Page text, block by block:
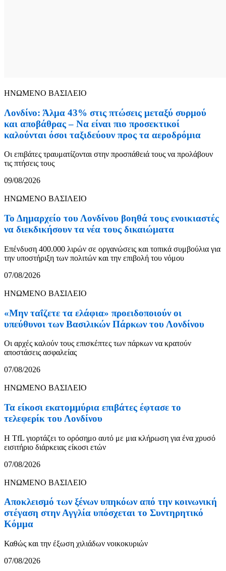
ΗΝΩΜΕΝΟ ΒΑΣΙΛΕΙΟ
Λονδίνο: Άλμα 43% στις πτώσεις μεταξύ συρμού
και αποβάθρας – Να είναι πιο προσεκτικοί
καλούνται όσοι ταξιδεύουν προς τα αεροδρόμια
Οι επιβάτες τραυματίζονται στην προσπάθειά τους να προλάβουν
τις πτήσεις τους
09/08/2026
ΗΝΩΜΕΝΟ ΒΑΣΙΛΕΙΟ
Το Δημαρχείο του Λονδίνου βοηθά τους ενοικιαστές
να διεκδικήσουν τα νέα τους δικαιώματα
Επένδυση 400.000 λιρών σε οργανώσεις και τοπικά συμβούλια για
την υποστήριξη των πολιτών και την επιβολή του νόμου
07/08/2026
ΗΝΩΜΕΝΟ ΒΑΣΙΛΕΙΟ
«Μην ταΐζετε τα ελάφια» προειδοποιούν οι
υπεύθυνοι των Βασιλικών Πάρκων του Λονδίνου
Οι αρχές καλούν τους επισκέπτες των πάρκων να κρατούν
αποστάσεις ασφαλείας
07/08/2026
ΗΝΩΜΕΝΟ ΒΑΣΙΛΕΙΟ
Τα είκοσι εκατομμύρια επιβάτες έφτασε το
τελεφερίκ του Λονδίνου
Η TfL γιορτάζει το ορόσημο αυτό με μια κλήρωση για ένα χρυσό
εισιτήριο διάρκειας είκοσι ετών
07/08/2026
ΗΝΩΜΕΝΟ ΒΑΣΙΛΕΙΟ
Αποκλεισμό των ξένων υπηκόων από την κοινωνική
στέγαση στην Αγγλία υπόσχεται το Συντηρητικό
Κόμμα
Καθώς και την έξωση χιλιάδων νοικοκυριών
07/08/2026